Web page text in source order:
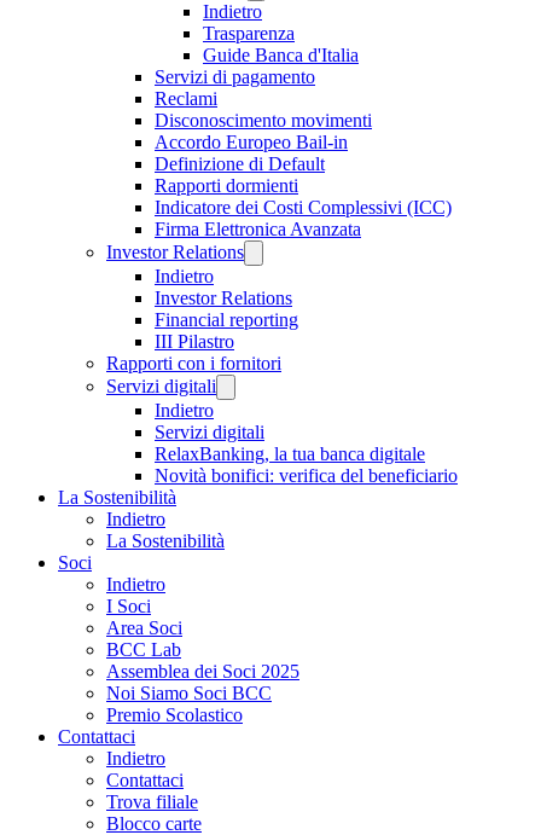
Indietro
Trasparenza
Guide Banca d'Italia
Servizi di pagamento
Reclami
Disconoscimento movimenti
Accordo Europeo Bail-in
Definizione di Default
Rapporti dormienti
Indicatore dei Costi Complessivi (ICC)
Firma Elettronica Avanzata
Investor Relations
Indietro
Investor Relations
Financial reporting
III Pilastro
Rapporti con i fornitori
Servizi digitali
Indietro
Servizi digitali
RelaxBanking, la tua banca digitale
Novità bonifici: verifica del beneficiario
La Sostenibilità
Indietro
La Sostenibilità
Soci
Indietro
I Soci
Area Soci
BCC Lab
Assemblea dei Soci 2025
Noi Siamo Soci BCC
Premio Scolastico
Contattaci
Indietro
Contattaci
Trova filiale
Blocco carte